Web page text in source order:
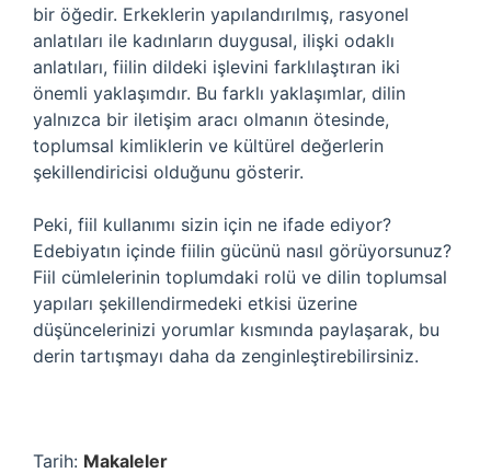
bir öğedir. Erkeklerin yapılandırılmış, rasyonel
anlatıları ile kadınların duygusal, ilişki odaklı
anlatıları, fiilin dildeki işlevini farklılaştıran iki
önemli yaklaşımdır. Bu farklı yaklaşımlar, dilin
yalnızca bir iletişim aracı olmanın ötesinde,
toplumsal kimliklerin ve kültürel değerlerin
şekillendiricisi olduğunu gösterir.
Peki, fiil kullanımı sizin için ne ifade ediyor?
Edebiyatın içinde fiilin gücünü nasıl görüyorsunuz?
Fiil cümlelerinin toplumdaki rolü ve dilin toplumsal
yapıları şekillendirmedeki etkisi üzerine
düşüncelerinizi yorumlar kısmında paylaşarak, bu
derin tartışmayı daha da zenginleştirebilirsiniz.
Tarih: Makaleler